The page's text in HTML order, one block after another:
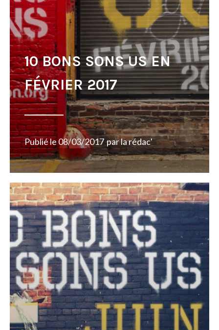
10 BONS SONS US EN
FÉVRIER 2017
Publié le08/03/2017 parla rédac'